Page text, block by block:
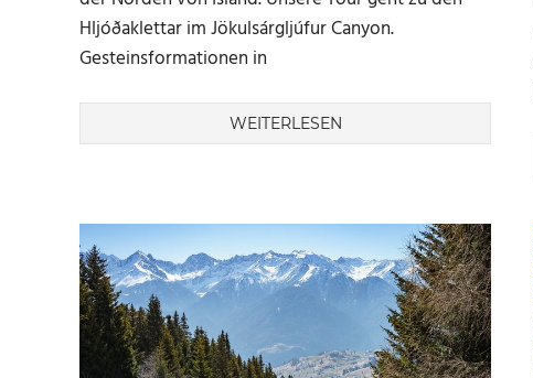
Hljóðaklettar im Jökulsárgljúfur Canyon.
Gesteinsformationen in
WEITERLESEN